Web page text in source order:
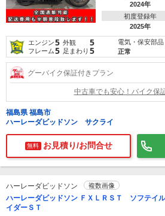
2024年
初度登録年
2025年
エンジン5 外観 5
フレーム5 足まわり 5
電気・保安部品
正常
グーバイク保証付きプラン
中古車でも安心！バイク保
福島県 福島市
ハーレーダビッドソン サクライ
無料 お見積り/お問合せ
ハーレーダビッドソン 複数画像
ハーレーダビッドソン ＦＸＬＲＳＴ ソフテイ
イダーＳＴ